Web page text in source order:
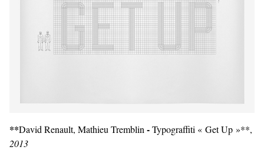
**David Renault, Mathieu Tremblin -Typograffiti « Get Up »**,
2013